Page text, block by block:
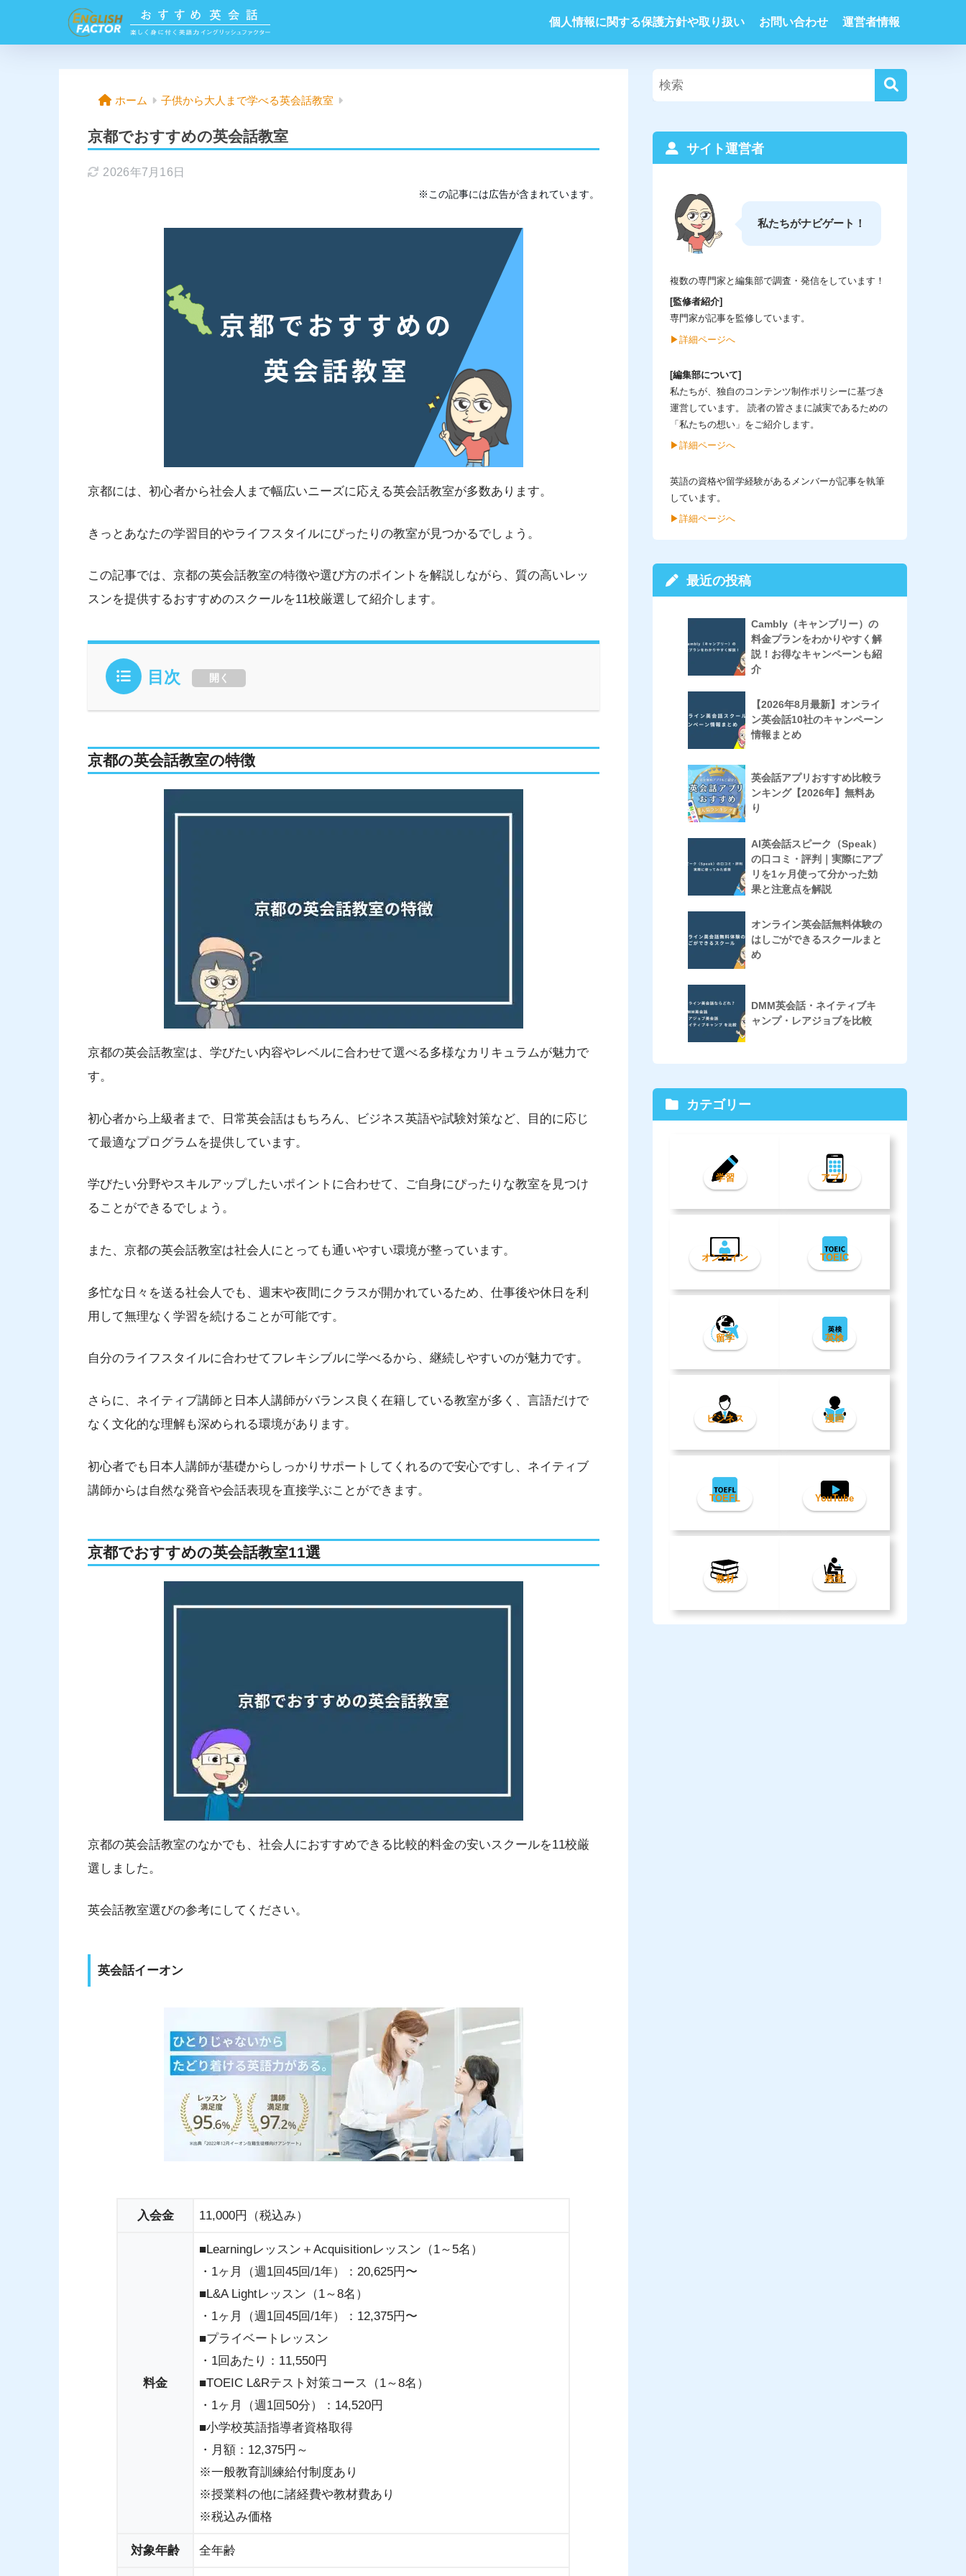
個人情報に関する保護方針や取り扱い お問い合わせ 運営者情報
ホーム 子供から大人まで学べる英会話教室
京都でおすすめの英会話教室
2026年7月16日
※この記事には広告が含まれています。
京都には、初心者から社会人まで幅広いニーズに応える英会話教室が多数あります。
きっとあなたの学習目的やライフスタイルにぴったりの教室が見つかるでしょう。
この記事では、京都の英会話教室の特徴や選び方のポイントを解説しながら、質の高いレッ
スンを提供するおすすめのスクールを11校厳選して紹介します。
目次 開く
京都の英会話教室の特徴
京都の英会話教室は、学びたい内容やレベルに合わせて選べる多様なカリキュラムが魅力で
す。
初心者から上級者まで、日常英会話はもちろん、ビジネス英語や試験対策など、目的に応じ
て最適なプログラムを提供しています。
学びたい分野やスキルアップしたいポイントに合わせて、ご自身にぴったりな教室を見つけ
ることができるでしょう。
また、京都の英会話教室は社会人にとっても通いやすい環境が整っています。
多忙な日々を送る社会人でも、週末や夜間にクラスが開かれているため、仕事後や休日を利
用して無理なく学習を続けることが可能です。
自分のライフスタイルに合わせてフレキシブルに学べるから、継続しやすいのが魅力です。
さらに、ネイティブ講師と日本人講師がバランス良く在籍している教室が多く、言語だけで
なく文化的な理解も深められる環境があります。
初心者でも日本人講師が基礎からしっかりサポートしてくれるので安心ですし、ネイティブ
講師からは自然な発音や会話表現を直接学ぶことができます。
京都でおすすめの英会話教室11選
京都の英会話教室のなかでも、社会人におすすめできる比較的料金の安いスクールを11校厳
選しました。
英会話教室選びの参考にしてください。
英会話イーオン
入会金 11,000円（税込み）
料金
■Learningレッスン＋Acquisitionレッスン（1～5名）
・1ヶ月（週1回45回/1年）：20,625円〜
■L&A Lightレッスン（1～8名）
・1ヶ月（週1回45回/1年）：12,375円〜
■プライベートレッスン
・1回あたり：11,550円
■TOEIC L&Rテスト対策コース（1～8名）
・1ヶ月（週1回50分）：14,520円
■小学校英語指導者資格取得
・月額：12,375円～
※一般教育訓練給付制度あり
※授業料の他に諸経費や教材費あり
※税込み価格
対象年齢 全年齢
サイト運営者
私たちがナビゲート！
複数の専門家と編集部で調査・発信をしています！
[監修者紹介]
専門家が記事を監修しています。
▶︎詳細ページへ
[編集部について]
私たちが、独自のコンテンツ制作ポリシーに基づき
運営しています。 読者の皆さまに誠実であるための
「私たちの想い」をご紹介します。
▶︎詳細ページへ
英語の資格や留学経験があるメンバーが記事を執筆
しています。
▶︎詳細ページへ
最近の投稿
Cambly（キャンブリー）の
料金プランをわかりやすく解
説！お得なキャンペーンも紹
介
【2026年8月最新】オンライ
ン英会話10社のキャンペーン
情報まとめ
英会話アプリおすすめ比較ラ
ンキング【2026年】無料あ
り
AI英会話スピーク（Speak）
の口コミ・評判｜実際にアプ
リを1ヶ月使って分かった効
果と注意点を解説
オンライン英会話無料体験の
はしごができるスクールまと
め
DMM英会話・ネイティブキ
ャンプ・レアジョブを比較
カテゴリー
学習 アプリ
オンライン TOEIC
留学 英検
ビジネス 漫画
TOEFL YouTube
教材 教室